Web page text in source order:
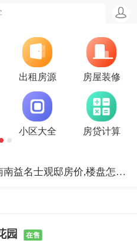
出租房源 房屋装修
小区大全 房贷计算
融创·观澜府邸,济南融创·观澜府邸房价,楼盘怎么样
价,楼盘怎么样
地平西棠观樾,济南地平西棠观樾房价,楼盘怎么样
南益名士观邸,济南南益名士观邸房价,楼盘怎么样
海棠郡房价,楼盘怎么样
园
在售